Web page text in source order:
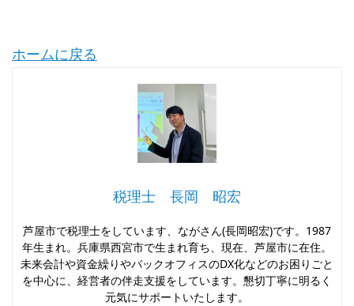
ホームに戻る
税理士 長岡 昭宏
芦屋市で税理士をしています、ながさん(長岡昭宏)です。1987
年生まれ。兵庫県西宮市で生まれ育ち、現在、芦屋市に在住。
未来会計や資金繰りやバックオフィスのDX化などのお困りごと
を中心に、経営者の伴走支援をしています。懇切丁寧に明るく
元気にサポートいたします。